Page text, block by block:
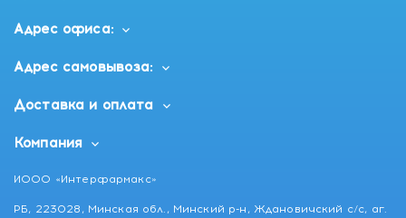
Адрес офиса:
Адрес самовывоза:
Доставка и оплата
Компания
ИООО «Интерфармакс»
РБ, 223028, Минская обл., Минский р-н, Ждановичский с/с, аг.